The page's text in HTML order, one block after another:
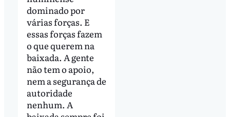
dominado por
várias forças. E
essas forças fazem
o que querem na
baixada. A gente
não tem o apoio,
nem a segurança de
autoridade
nenhum. A